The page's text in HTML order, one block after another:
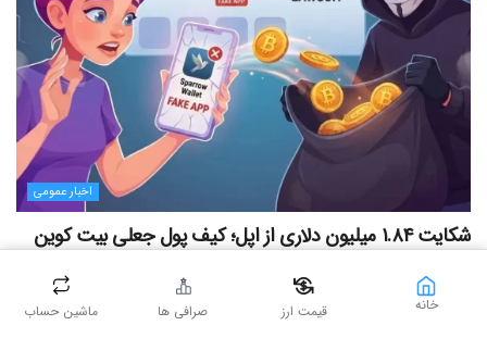
اخبار عمومی
شکایت ۱.۸۴ میلیون دلاری از اپل؛ کیف پول جعلی بیت کوین
خانه قیمت ارز صرافی ها ماشین حساب